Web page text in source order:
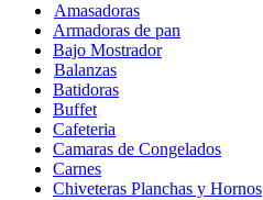
Amasadoras
Armadoras de pan
Bajo Mostrador
Balanzas
Batidoras
Buffet
Cafeteria
Camaras de Congelados
Carnes
Chiveteras Planchas y Hornos